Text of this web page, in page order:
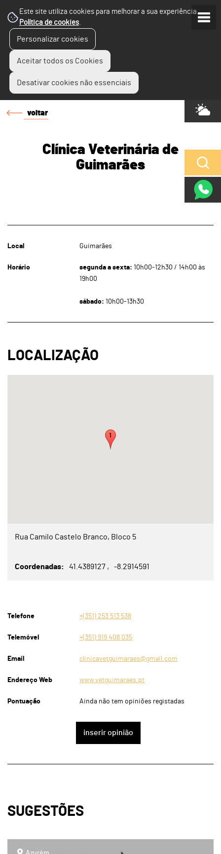
Este site utiliza cookies para melhorar a sua experiência.
Política de cookies.
Personalizar cookies
Aceitar todos os Cookies
Desativar cookies não essenciais
voltar
Clínica Veterinária de
Guimarães
Local Guimarães
Horário segunda a sexta: 10h00-12h30 / 14h00 às
19h00
sábado: 10h00-13h30
Rua Camilo Castelo Branco, Bloco 5
Coordenadas 41.4389127 -8.2914591
Telefone +(351) 253 513 538
Telemóvel +(351) 919 408 035
Email clinicavetguimaraes@gmail.com
Endereço Web www.vetguimaraes.pt
Pontuação Ainda não tem opiniões registadas
inserir opinião
SUGESTÕES